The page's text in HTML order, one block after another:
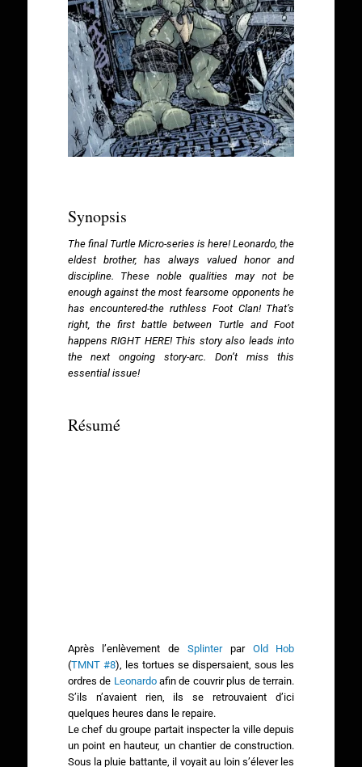
Synopsis
The final Turtle Micro-series is here! Leonardo, the
eldest brother, has always valued honor and
discipline. These noble qualities may not be
enough against the most fearsome opponents he
has encountered-the ruthless Foot Clan! That’s
right, the first battle between Turtle and Foot
happens RIGHT HERE! This story also leads into
the next ongoing story-arc. Don’t miss this
essential issue!
Résumé
Après l’enlèvement de Splinterpar Old Hob
(TMNT #8), les tortues se dispersaient, sous les
ordres de Leonardoafin de couvrir plus de terrain.
S’ils n’avaient rien, ils se retrouvaient d’ici
quelques heures dans le repaire.
Le chef du groupe partait inspecter la ville depuis
un point en hauteur, un chantier de construction.
Sous la pluie battante, il voyait au loin s’élever les